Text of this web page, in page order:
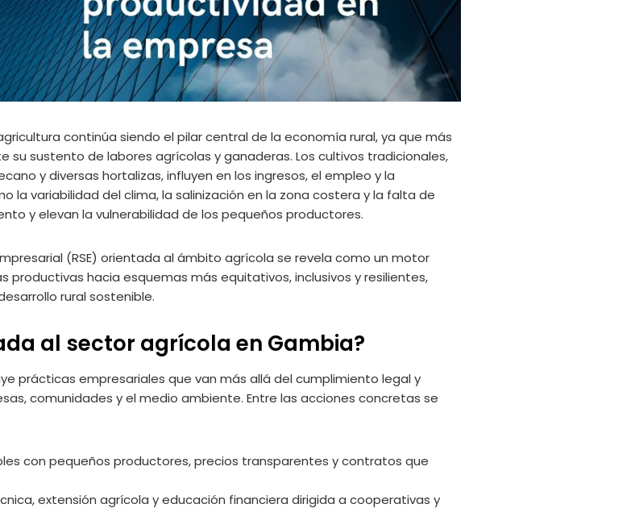
continúa siendo el pilar central de la economía rural, ya que más
su sustento de labores agrícolas y ganaderas. Los cultivos tradicionales,
y diversas hortalizas, influyen en los ingresos, el empleo y la
la variabilidad del clima, la salinización en la zona costera y la falta de
y elevan la vulnerabilidad de los pequeños productores.
(RSE) orientada al ámbito agrícola se revela como un motor
productivas hacia esquemas más equitativos, inclusivos y resilientes,
rural sostenible.
al sector agrícola en Gambia?
prácticas empresariales que van más allá del cumplimiento legal y
comunidades y el medio ambiente. Entre las acciones concretas se
con pequeños productores, precios transparentes y contratos que
extensión agrícola y educación financiera dirigida a cooperativas y